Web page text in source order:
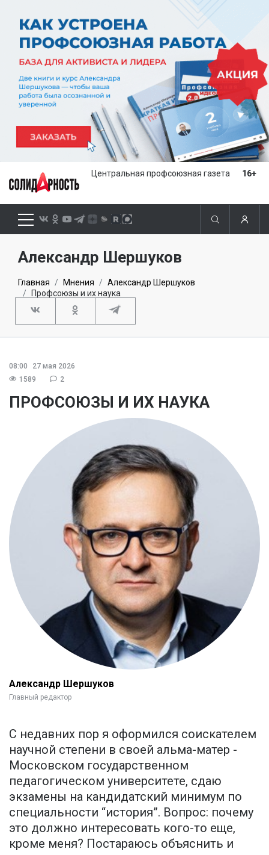
Центральная профсоюзная газета 16+
Александр Шершуков
Главная Мнения
Александр Шершуков
Профсоюзы и их наука
08:00
27 мая 2026
1589
2
ПРОФСОЮЗЫ И ИХ НАУКА
Александр Шершуков
Главный редактор
С недавних пор я оформился соискателем
научной степени в своей альма-матер -
Московском государственном
педагогическом университете, сдаю
экзамены на кандидатский минимум по
специальности “история”. Вопрос: почему
это должно интересовать кого-то еще,
кроме меня? Постараюсь объяснить и